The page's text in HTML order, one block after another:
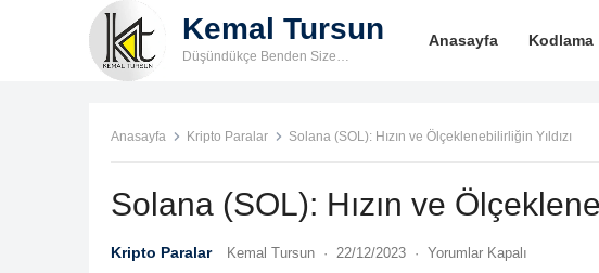
Kemal Tursun
Düşündükçe Benden Size…
Anasayfa Kodlama
Anasayfa Kripto Paralar Solana (SOL): Hızın ve Ölçeklenebilirliğin Yıldızı
Solana (SOL): Hızın ve
Kripto Paralar Kemal Tursun · 22/12/2023 · Yorumlar Kapalı